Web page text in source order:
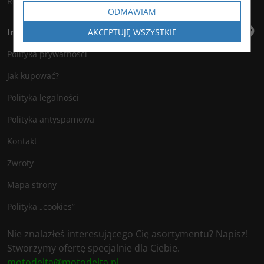
Informacje
Polityka prywatności
Jak kupować?
Polityka legalności
Polityka antyspamowa
Kontakt
Zwroty
Mapa strony
Polityka „cookies”
Nie znalazłeś interesującego Cię asortymentu? Napisz!
Stworzymy ofertę specjalnie dla Ciebie.
ODMAWIAM
AKCEPTUJĘ WSZYSTKIE